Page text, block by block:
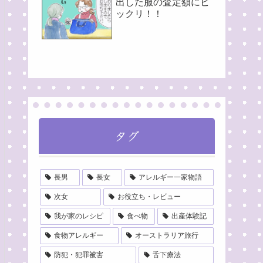
出した服の査定額にビ
ックリ！！
タグ
長男 長女 アレルギー一家物語
次女 お役立ち・レビュー
我が家のレシピ 食べ物 出産体験記
食物アレルギー オーストラリア旅行
防犯・犯罪被害 舌下療法